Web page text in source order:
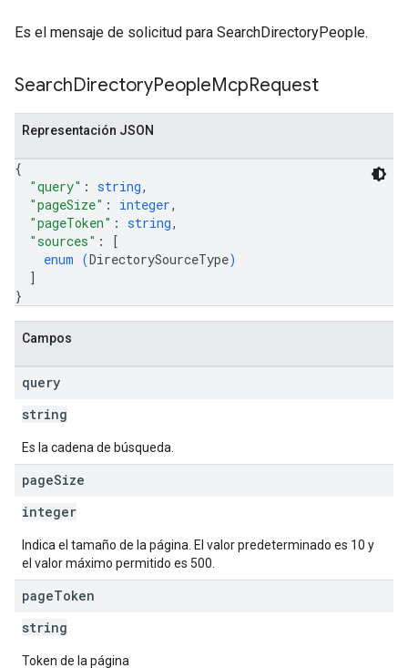
Es el mensaje de solicitud para SearchDirectoryPeople.
SearchDirectoryPeopleMcpRequest
Representación JSON
{
"query" : string,
"pageSize" : integer,
"pageToken" : string,
"sources" :
[
enum (DirectorySourceType)
]
}
Campos
query
string
Es la cadena de búsqueda.
pageSize
integer
Indica el tamaño de la página. El valor predeterminado es 10 y
el valor máximo permitido es 500.
pageToken
string
Token de la página